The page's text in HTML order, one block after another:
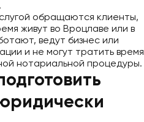
обращаются клиенты,
живут во Вроцлаве или в
ведут бизнес или
и не могут тратить время
нотариальной процедуры.